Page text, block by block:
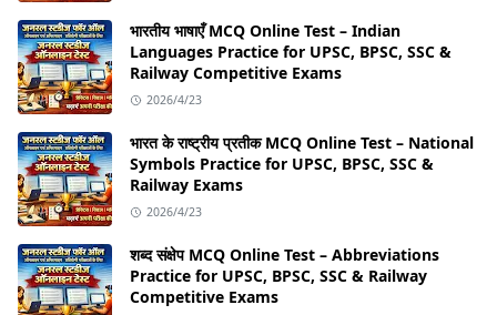
भारतीय भाषाएँ MCQ Online Test – Indian
Languages Practice for UPSC, BPSC, SSC &
Railway Competitive Exams
2026/4/23
भारत के राष्ट्रीय प्रतीक MCQ Online Test – National
Symbols Practice for UPSC, BPSC, SSC &
Railway Exams
2026/4/23
शब्द संक्षेप MCQ Online Test – Abbreviations
Practice for UPSC, BPSC, SSC & Railway
Competitive Exams